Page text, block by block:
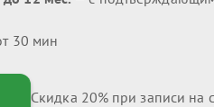
30 мин
Скидка 20% при записи на